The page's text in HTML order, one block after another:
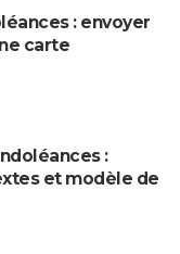
: envoyer
carte
:
et modèle de